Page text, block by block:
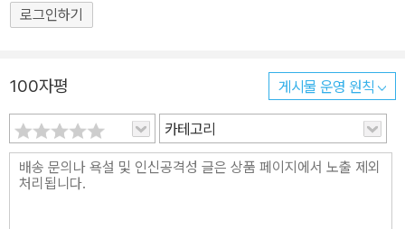
로그인하기
100자평 게시물 운영 원칙
카테고리